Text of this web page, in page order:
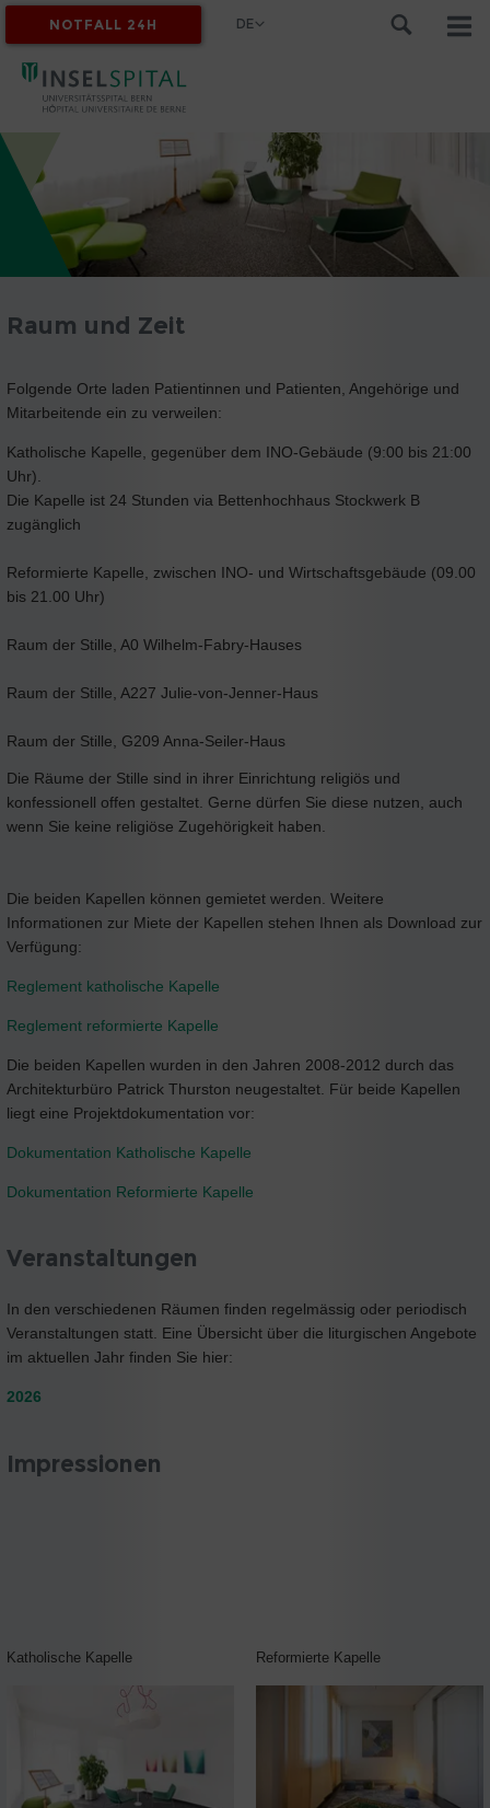
MYINSEL
NOTFALL 24H DE
Raum und Zeit
Folgende Orte laden Patientinnen und Patienten, Angehörige und
Mitarbeitende ein zu verweilen:
Katholische Kapelle, gegenüber dem INO-Gebäude (9:00 bis 21:00
Uhr).
Die Kapelle ist 24 Stunden via Bettenhochhaus Stockwerk B
zugänglich
Reformierte Kapelle, zwischen INO- und Wirtschaftsgebäude (09.00
bis 21.00 Uhr)
Raum der Stille, A0 Wilhelm-Fabry-Hauses
Raum der Stille, A227 Julie-von-Jenner-Haus
Raum der Stille, G209 Anna-Seiler-Haus
Die Räume der Stille sind in ihrer Einrichtung religiös und
konfessionell offen gestaltet. Gerne dürfen Sie diese nutzen, auch
wenn Sie keine religiöse Zugehörigkeit haben.
Die beiden Kapellen können gemietet werden. Weitere
Informationen zur Miete der Kapellen stehen Ihnen als Download zur
Verfügung:
Reglement katholische Kapelle
Reglement reformierte Kapelle
Die beiden Kapellen wurden in den Jahren 2008-2012 durch das
Architekturbüro Patrick Thurston neugestaltet. Für beide Kapellen
liegt eine Projektdokumentation vor:
Dokumentation Katholische Kapelle
Dokumentation Reformierte Kapelle
Veranstaltungen
In den verschiedenen Räumen finden regelmässig oder periodisch
Veranstaltungen statt. Eine Übersicht über die liturgischen Angebote
im aktuellen Jahr finden Sie hier:
2026
Impressionen
Katholische Kapelle Reformierte Kapelle